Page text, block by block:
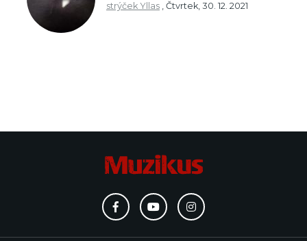
strýček Yllas , Čtvrtek, 30. 12. 2021